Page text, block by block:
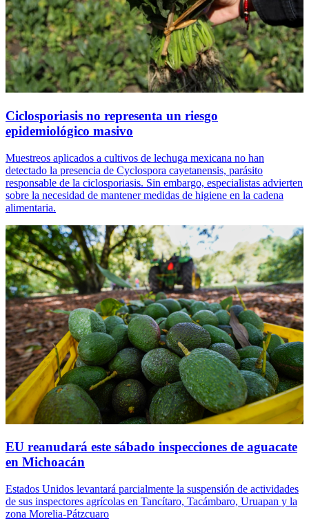
Ciclosporiasis no representa un riesgo
epidemiológico masivo
Muestreos aplicados a cultivos de lechuga mexicana no han
detectado la presencia de Cyclospora cayetanensis, parásito
responsable de la ciclosporiasis. Sin embargo, especialistas advierten
sobre la necesidad de mantener medidas de higiene en la cadena
alimentaria.
EU reanudará este sábado inspecciones de aguacate
en Michoacán
Estados Unidos levantará parcialmente la suspensión de actividades
de sus inspectores agrícolas en Tancítaro, Tacámbaro, Uruapan y la
zona Morelia-Pátzcuaro